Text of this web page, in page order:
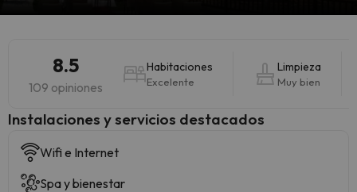
8.5
109 opiniones
Habitaciones
Excelente
Limpieza
Muy bien
Instalaciones y servicios destacados
Wifi e Internet
Spa y bienestar